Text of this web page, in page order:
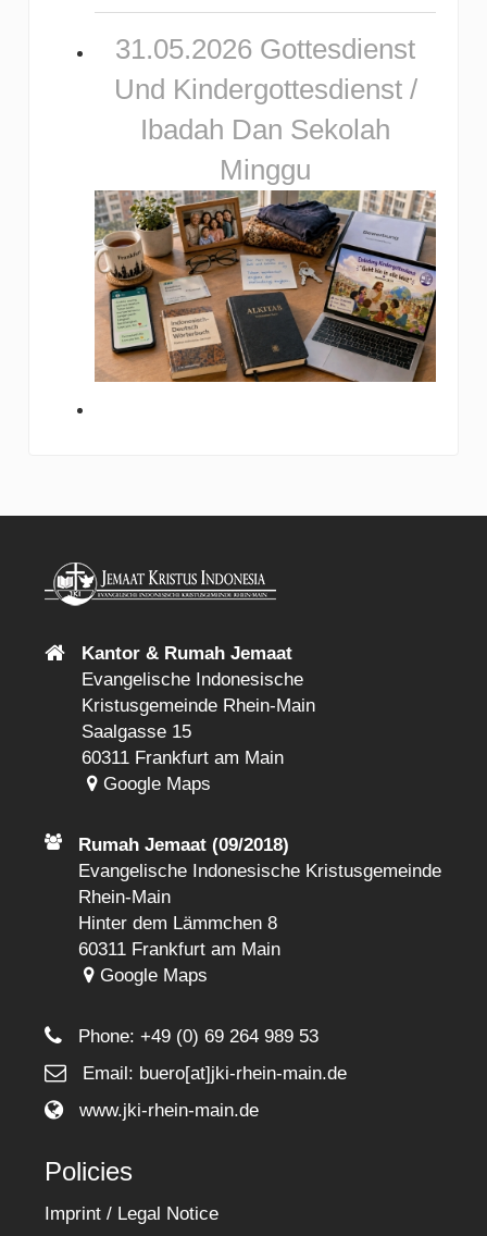
31.05.2026 Gottesdienst
Und Kindergottesdienst /
Ibadah Dan Sekolah
Minggu
Kantor & Rumah Jemaat
Evangelische Indonesische
Kristusgemeinde Rhein-Main
Saalgasse 15
60311 Frankfurt am Main
Google Maps
Rumah Jemaat (09/2018)
Evangelische Indonesische Kristusgemeinde
Rhein-Main
Hinter dem Lämmchen 8
60311 Frankfurt am Main
Google Maps
Phone:+49 (0) 69 264 989 53
Email: buero[at]jki-rhein-main.de
www.jki-rhein-main.de
Policies
Imprint / Legal Notice